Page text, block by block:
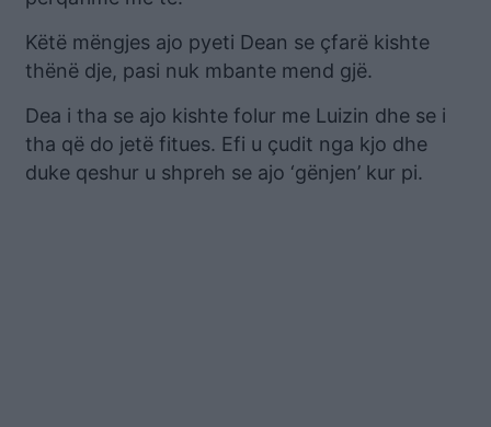
Këtë mëngjes ajo pyeti Dean se çfarë kishte
thënë dje, pasi nuk mbante mend gjë.
Dea i tha se ajo kishte folur me Luizin dhe se i
tha që do jetë fitues. Efi u çudit nga kjo dhe
duke qeshur u shpreh se ajo ‘gënjen’ kur pi.